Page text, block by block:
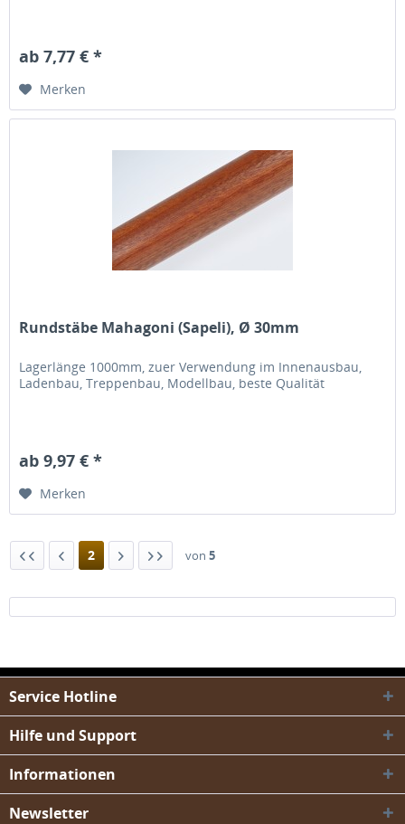
ab 7,77 € *
Merken
Rundstäbe Mahagoni (Sapeli), Ø 30mm
Lagerlänge 1000mm, zuer Verwendung im Innenausbau,
Ladenbau, Treppenbau, Modellbau, beste Qualität
ab 9,97 € *
Merken
2 von 5
Service Hotline
Hilfe und Support
Informationen
Newsletter